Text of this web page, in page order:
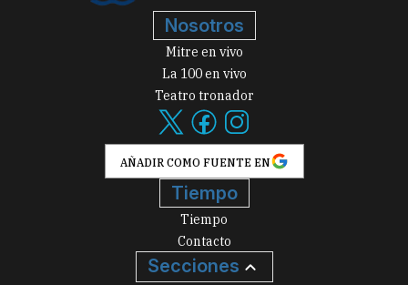
Nosotros
Mitre en vivo
La 100 en vivo
Teatro tronador
AÑADIR COMO FUENTE EN
Tiempo
Tiempo
Contacto
Secciones